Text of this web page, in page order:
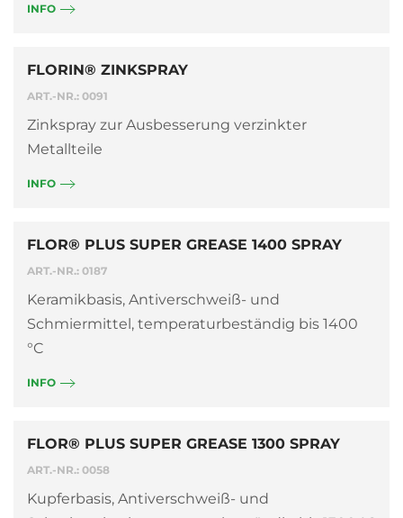
INFO
FLORIN® ZINKSPRAY
ART.-NR.: 0091
Zinkspray zur Ausbesserung verzinkter
Metallteile
INFO
FLOR® PLUS SUPER GREASE 1400 SPRAY
ART.-NR.: 0187
Keramikbasis, Antiverschweiß- und
Schmiermittel, temperaturbeständig bis 1400
°C
INFO
FLOR® PLUS SUPER GREASE 1300 SPRAY
ART.-NR.: 0058
Kupferbasis, Antiverschweiß- und